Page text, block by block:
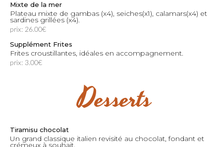
Mixte de la mer
Plateau mixte de gambas (x4), seiches(x1), calamars(x4) et
sardines grillées (x4).
prix: 26.00€
Supplément Frites
Frites croustillantes, idéales en accompagnement.
prix: 3.00€
Desserts
Tiramisu chocolat
Un grand classique italien revisité au chocolat, fondant et
crémeux à souhait.